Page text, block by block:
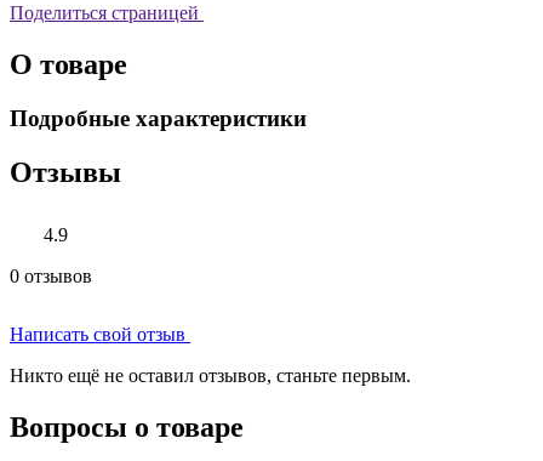
Поделиться страницей
О товаре
Подробные характеристики
Отзывы
4.9
0 отзывов
Написать свой отзыв
Никто ещё не оставил отзывов, станьте первым.
Вопросы о товаре